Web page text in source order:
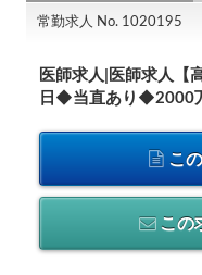
常勤求人 No. 1020195
医師求人|医師求人【
日◆当直あり◆2000
こ
この